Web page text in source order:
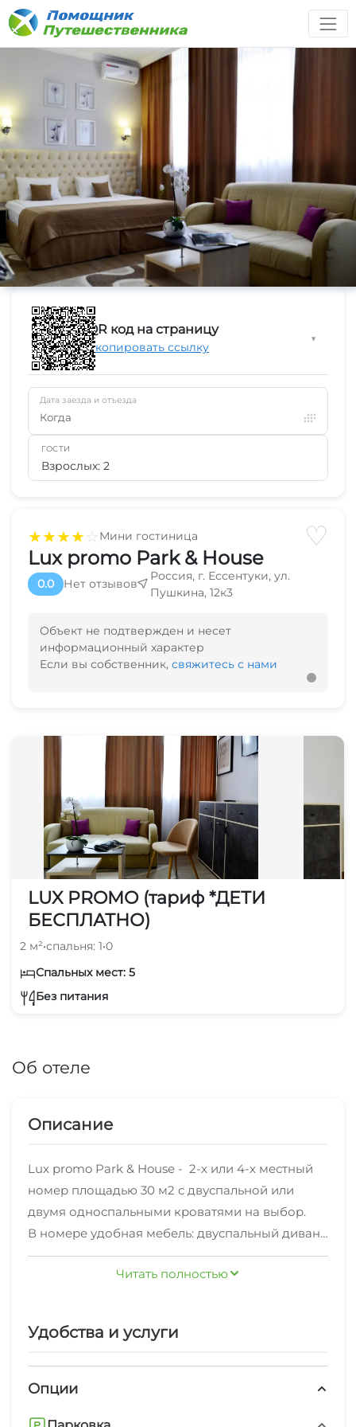
★★★★☆Мини гостиница ♡
Lux promo Park & House
0.0 Нет отзывов
Россия, г. Ессентуки, ул.
Пушкина, 12к3
Объект не подтвержден и несет
информационный характер
Если вы собственник, свяжитесь с нами
LUX PROMO (тариф *ДЕТИ
БЕСПЛАТНО)
2 м²•спальня: 1•0
Спальных мест: 5
Без питания
Об отеле
Описание
Lux promo Park & House - 2-х или 4-х местный
номер площадью 30 м2 с двуспальной или
двумя односпальными кроватями на выбор.
В номере удобная мебель: двуспальный диван,
большой комод, удобные современные стулья,
большой шкаф-купе с зеркалом во весь рост,
минихолодильник, душ и санузел в ванной
душевые одноразовые принадлежности, фен,
Читать полностью
Удобства и услуги
Опции
QR код на страницу
Скопировать ссылку
▼
Дата заезда и отъезда
Когда
ГОСТИ
Взрослых: 2